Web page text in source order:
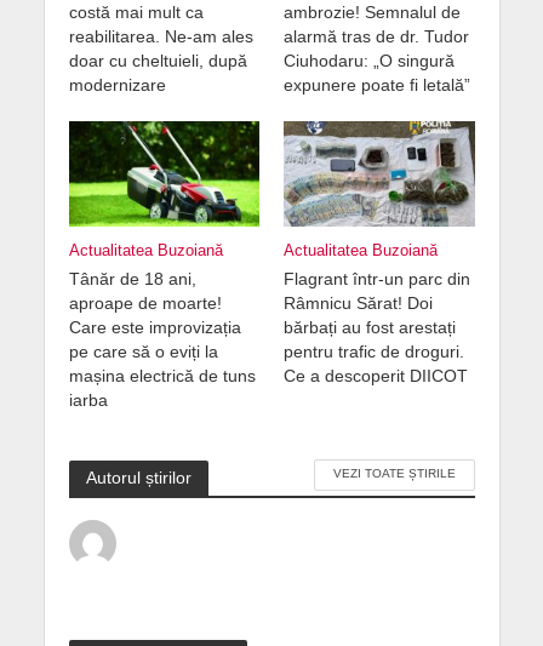
costă mai mult ca
reabilitarea. Ne-am ales
doar cu cheltuieli, după
modernizare
ambrozie! Semnalul de
alarmă tras de dr. Tudor
Ciuhodaru: „O singură
expunere poate fi letală”
Actualitatea Buzoiană
Tânăr de 18 ani,
aproape de moarte!
Care este improvizația
pe care să o eviți la
mașina electrică de tuns
iarba
Actualitatea Buzoiană
Flagrant într-un parc din
Râmnicu Sărat! Doi
bărbați au fost arestați
pentru trafic de droguri.
Ce a descoperit DIICOT
Autorul știrilor VEZI TOATE ȘTIRILE